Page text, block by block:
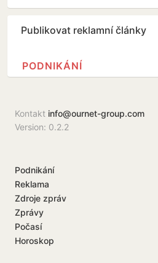
Publikovat reklamní články
PODNIKÁNÍ
Kontakt info@ournet-group.com
Version: 0.2.2
Podnikání
Reklama
Zdroje zpráv
Zprávy
Počasí
Horoskop